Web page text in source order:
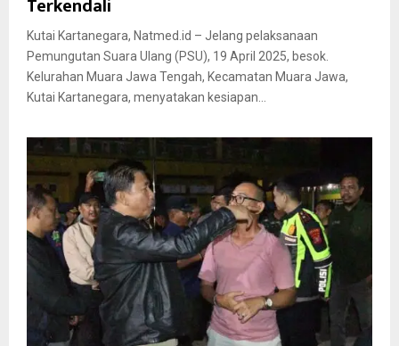
Kutai Kartanegara, Natmed.id – Jelang pelaksanaan
Pemungutan Suara Ulang (PSU), 19 April 2025, besok.
Kelurahan Muara Jawa Tengah, Kecamatan Muara Jawa,
Kutai Kartanegara, menyatakan kesiapan...